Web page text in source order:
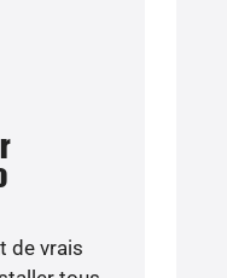
de vrais